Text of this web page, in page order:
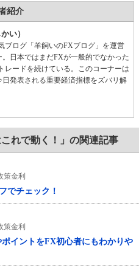
紹介
い）
ブログ「羊飼いのFXブログ」を運営
日本ではまだFXが一般的でなかった
レードを続けている。このコーナーは
日発表される重要経済指標をズバリ解
れで動く！」の関連記事
策金利
でチェック！
策金利
イントをFX初心者にもわかりや